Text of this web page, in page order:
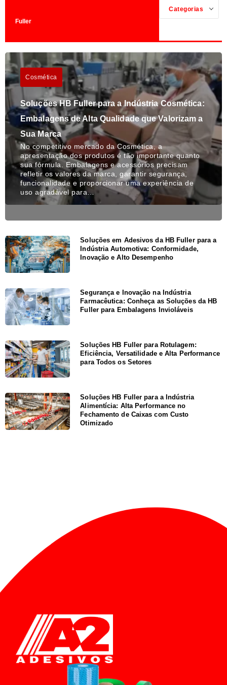
Fuller
Categorias
Cosmética
Soluções HB Fuller para a Indústria Cosmética:
Embalagens de Alta Qualidade que Valorizam a
Sua Marca
No competitivo mercado da Cosmética, a
apresentação dos produtos é tão importante quanto
sua fórmula. Embalagens e acessórios precisam
refletir os valores da marca, garantir segurança,
funcionalidade e proporcionar uma experiência de
uso agradável para…
Soluções em Adesivos da HB Fuller para a
Indústria Automotiva: Conformidade,
Inovação e Alto Desempenho
Segurança e Inovação na Indústria
Farmacêutica: Conheça as Soluções da HB
Fuller para Embalagens Invioláveis
Soluções HB Fuller para Rotulagem:
Eficiência, Versatilidade e Alta Performance
para Todos os Setores
Soluções HB Fuller para a Indústria
Alimentícia: Alta Performance no
Fechamento de Caixas com Custo
Otimizado